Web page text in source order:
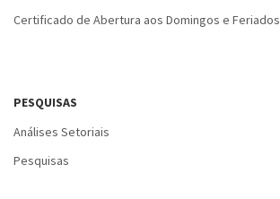
Certificado de Abertura aos Domingos e Feriados
PESQUISAS
Análises Setoriais
Pesquisas